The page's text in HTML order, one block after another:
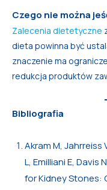
Czego nie można
Zalecenia dietetyczne
dieta powinna być
znaczenie ma
redukcja produktów
Bibliografia
Akram M, Jahrreiss
L, Emilliani E, Davis
for Kidney Stones: